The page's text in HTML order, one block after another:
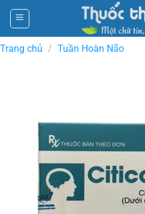
Skip
content
Trang chủ / Tuần Hoàn Não